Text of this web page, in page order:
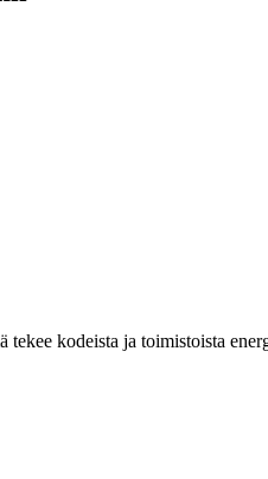
kodeista ja toimistoista